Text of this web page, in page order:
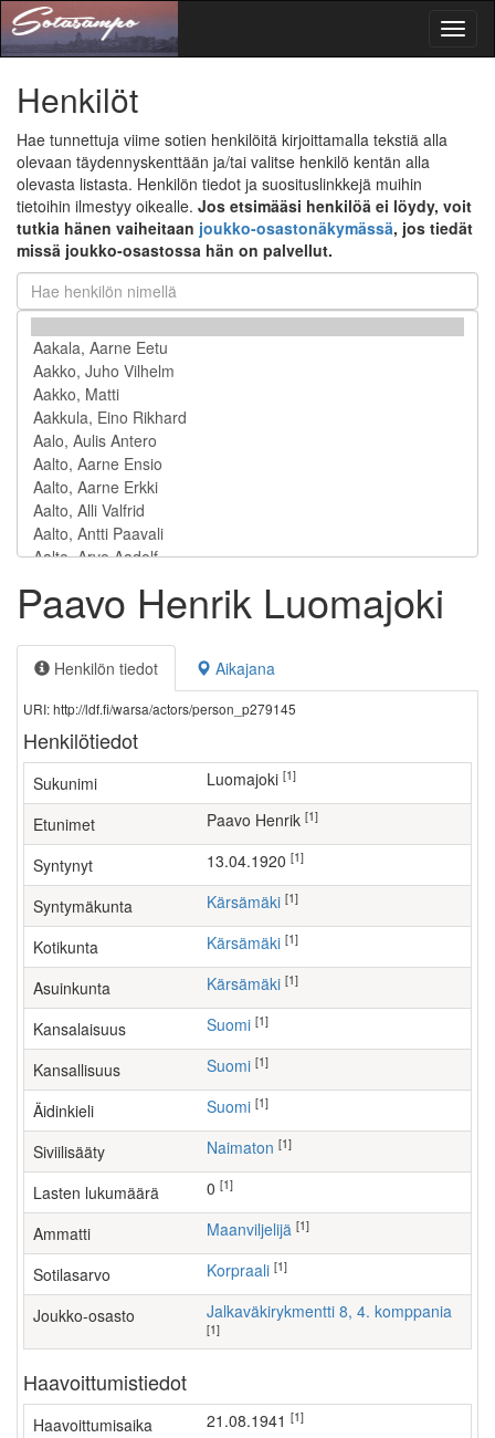
Henkilöt
Hae tunnettuja viime sotien henkilöitä kirjoittamalla tekstiä alla
olevaan täydennyskenttään ja/tai valitse henkilö kentän alla
olevasta listasta. Henkilön tiedot ja suosituslinkkejä muihin
tietoihin ilmestyy oikealle. Jos etsimääsi henkilöä ei löydy, voit
tutkia hänen vaiheitaan joukko-osastonäkymässä, jos tiedät
missä joukko-osastossa hän on palvellut.
Paavo Henrik Luomajoki
Henkilön tiedot Aikajana
URI: http://ldf.fi/warsa/actors/person_p279145
Henkilötiedot
Sukunimi Luomajoki [1]
Etunimet Paavo Henrik [1]
Syntynyt 13.04.1920 [1]
Syntymäkunta Kärsämäki [1]
Kotikunta Kärsämäki [1]
Asuinkunta Kärsämäki [1]
Kansalaisuus Suomi [1]
Kansallisuus Suomi [1]
Äidinkieli Suomi [1]
Siviilisääty Naimaton [1]
Lasten lukumäärä [1]
Ammatti maanviljelijä [1]
Sotilasarvo Korpraali [1]
Joukko-osasto Jalkaväkirykmentti 8, 4. komppania
[1]
Haavoittumistiedot
Haavoittumisaika 21.08.1941 [1]